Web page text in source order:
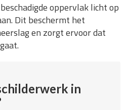
oppervlak licht op
Dit beschermt het
en zorgt ervoor dat
in